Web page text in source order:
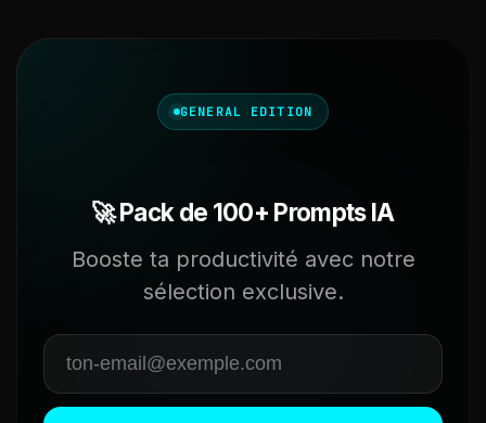
GENERAL EDITION
🚀 Pack de 100+ Prompts IA
Booste ta productivité avec notre
sélection exclusive.